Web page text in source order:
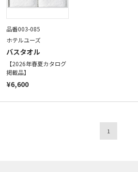
品番003-085
ホテルユーズ
バスタオル
【2026年春夏カタログ
掲載品】
¥6,600
1